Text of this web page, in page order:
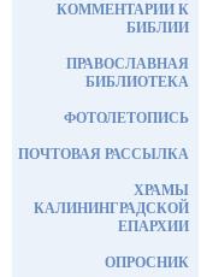
КОММЕНТАРИИ К
БИБЛИИ
ПРАВОСЛАВНАЯ
БИБЛИОТЕКА
ФОТОЛЕТОПИСЬ
ПОЧТОВАЯ РАССЫЛКА
ХРАМЫ
КАЛИНИНГРАДСКОЙ
ЕПАРХИИ
ОПРОСНИК